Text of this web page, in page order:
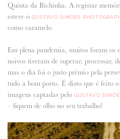
ANUNCIE
Quinta da Bichinha. A registar
esteve o GUSTAVO SIMÕES
como caramelo.
Em plena pandemia, muitos foram os
noivos tiveram de superar, processar,
mas o dia foi o justo prémio pela
tudo a bom porto. É disto que é feito
imagens captadas pelo GUSTAVO
– fiquem de olho no seu trabalho!